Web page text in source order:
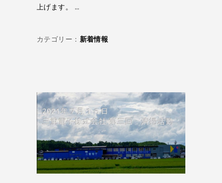
上げます。
カテゴリー： 新着情報